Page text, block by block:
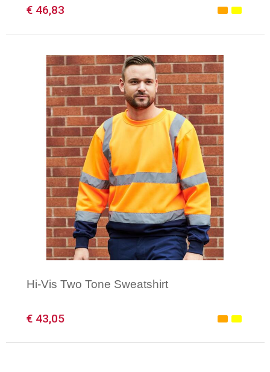
€ 46,83
Minimale afname: 1
Hi-Vis Two Tone Sweatshirt
€ 43,05